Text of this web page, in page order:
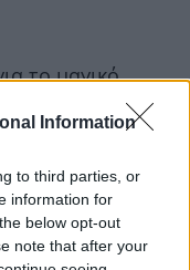
Information
to third parties, or
information for
below opt-out
note that after your
το μαγικό